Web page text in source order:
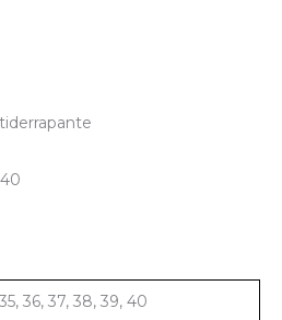
35, 36, 37, 38, 39, 40